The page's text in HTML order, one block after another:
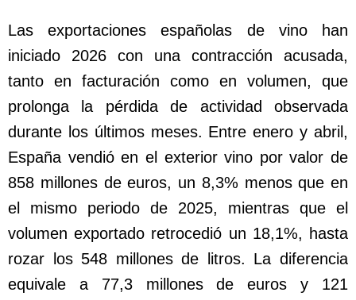
Las exportaciones españolas de vino han
iniciado 2026 con una contracción acusada,
tanto en facturación como en volumen, que
prolonga la pérdida de actividad observada
durante los últimos meses. Entre enero y abril,
España vendió en el exterior vino por valor de
858 millones de euros, un 8,3% menos que en
el mismo periodo de 2025, mientras que el
volumen exportado retrocedió un 18,1%, hasta
rozar los 548 millones de litros. La diferencia
equivale a 77,3 millones de euros y 121